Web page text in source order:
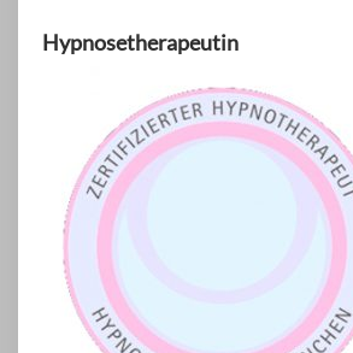
Hypnosetherapeutin